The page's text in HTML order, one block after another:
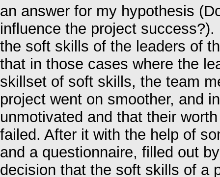
an answer for my hypothesis
influence the project
the soft skills of the leaders of
that in those cases where the
skillset of soft skills, the team
project went on smoother, and
unmotivated and that their
failed. After it with the help of
and a questionnaire, filled out
decision that the soft skills of a